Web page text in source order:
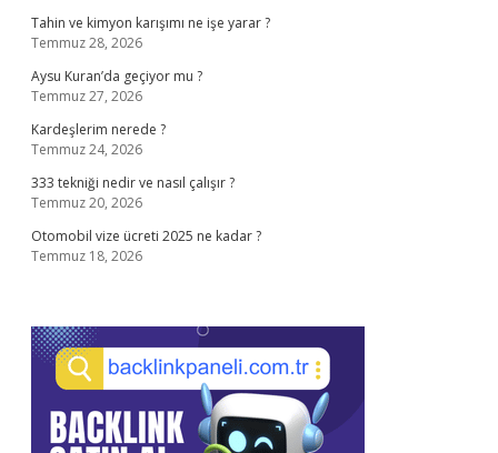
Tahin ve kimyon karışımı ne işe yarar ?
Temmuz 28, 2026
Aysu Kuran’da geçiyor mu ?
Temmuz 27, 2026
Kardeşlerim nerede ?
Temmuz 24, 2026
333 tekniği nedir ve nasıl çalışır ?
Temmuz 20, 2026
Otomobil vize ücreti 2025 ne kadar ?
Temmuz 18, 2026